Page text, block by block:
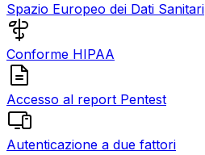
Spazio Europeo dei Dati Sanitari
Conforme HIPAA
Accesso al report Pentest
Autenticazione a due fattori